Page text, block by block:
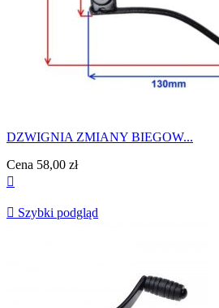
DZWIGNIA ZMIANY BIEGOW...
Cena 58,00 zł

 Szybki podgląd